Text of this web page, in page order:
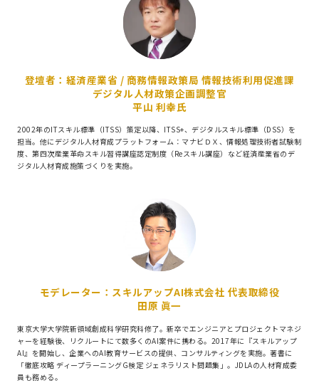
登壇者：経済産業省 / 商務情報政策局 情報技術利用促進課
デジタル人材政策企画調整官
平山 利幸氏
2002年のITスキル標準（ITSS）策定以降、ITSS+、デジタルスキル標準（DSS）を
担当。他にデジタル人材育成プラットフォーム：マナビＤＸ、情報処理技術者試験制
度、第四次産業革命スキル習得講座認定制度（Reスキル講座）など経済産業省のデ
ジタル人材育成施策づくりを実施。
モデレーター：スキルアップAI株式会社 代表取締役
田原 眞一
東京大学大学院新領域創成科学研究科修了。新卒でエンジニアとプロジェクトマネジ
ャーを経験後、リクルートにて数多くのAI案件に携わる。2017年に『スキルアップ
AI』を開始し、企業へのAI教育サービスの提供、コンサルティングを実施。著書に
「徹底攻略 ディープラーニングG検定 ジェネラリスト問題集」。JDLAの人材育成委
員も務める。